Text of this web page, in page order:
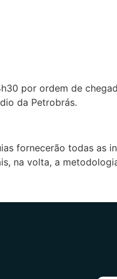
por ordem de
da Petrobrás.
fornecerão todas as
na volta, a